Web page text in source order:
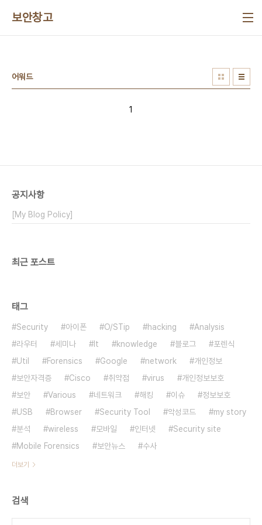
보안창고
어워드
1
공지사항
[My Blog Policy]
최근 포스트
태그
Security 아이폰 O/STip hacking
Analysis
라우터
세미나 It knowledge 블로그
포렌식
Util
Forensics Google network
개인정보
보안자격증
Cisco 취약점 virus
개인정보보호
보안
Various 네트워크 해킹 이슈
정보보호
USB
Browser Security Tool 악성코드
my story
분석
wireless 모바일 인터넷
Security site
Mobile Forensics
보안뉴스 수사
더보기
검색